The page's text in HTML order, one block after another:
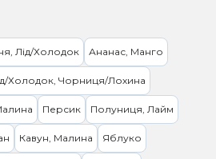
Лід/Холодок Ананас, Манго
Холодок, Чорниця/Лохина
Персик Полуниця, Лайм
Кавун, Малина Яблуко